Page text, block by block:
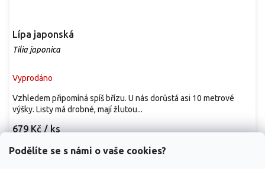
Podělíte se s námi o vaše cookies?
Lípa japonská
Tilia japonica
Vyprodáno
679 Kč/ ks
Detail
Vzhledem připomíná spíš břízu. U nás dorůstá asi 10 metrové
výšky. Listy má drobné, mají žlutou...